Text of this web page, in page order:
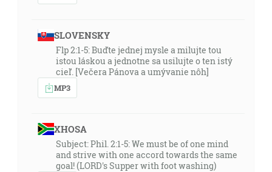
SLOVENSKY
Flp 2:1-5: Buďte jednej mysle a milujte tou
istou láskou a jednotne sa usilujte o ten istý
cieľ. [Večera Pánova a umývanie nôh]
MP3
XHOSA
Subject: Phil. 2:1-5: We must be of one mind
and strive with one accord towards the same
goal! (LORD's Supper with foot washing)